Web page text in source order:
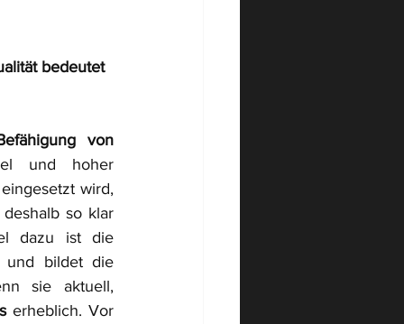
bedeutet
von
und hoher
wird,
so klar
und bildet die
sie aktuell,
erheblich. Vor